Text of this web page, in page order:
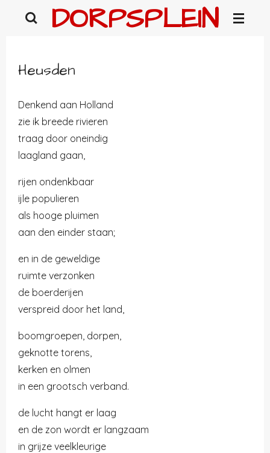
DORPSPLEIN
Heusden
Denkend aan Holland
zie ik breede rivieren
traag door oneindig
laagland gaan,
rijen ondenkbaar
ijle populieren
als hooge pluimen
aan den einder staan;
en in de geweldige
ruimte verzonken
de boerderijen
verspreid door het land,
boomgroepen, dorpen,
geknotte torens,
kerken en olmen
in een grootsch verband.
de lucht hangt er laag
en de zon wordt er langzaam
in grijze veelkleurige